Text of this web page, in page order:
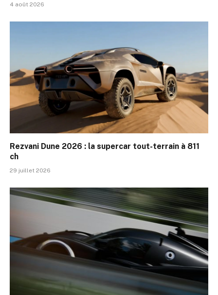
4 août 2026
Rezvani Dune 2026 : la supercar tout-terrain à 811
ch
29 juillet 2026